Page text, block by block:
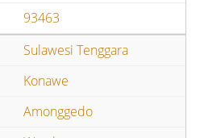
93463
Sulawesi Tenggara
Konawe
Amonggedo